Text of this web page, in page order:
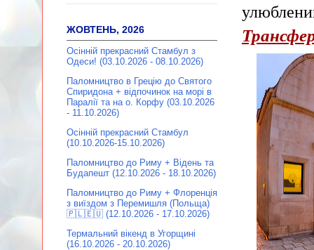
ЖОВТЕНЬ, 2026
Осінній прекрасний Стамбул з
Одеси! (03.10.2026 - 08.10.2026)
Паломництво в Грецію до Святого
Спиридона + відпочинок на морі в
Паралії та на о. Корфу (03.10.2026
- 11.10.2026)
Осінній прекрасний Стамбул
(10.10.2026-15.10.2026)
Паломництво до Риму + Відень та
Будапешт (12.10.2026 - 18.10.2026)
Паломництво до Риму + Флоренція
з виїздом з Перемишля (Польща)
🇵🇱🇪🇺 (12.10.2026 - 17.10.2026)
Термальний вікенд в Угорщині
(16.10.2026 - 20.10.2026)